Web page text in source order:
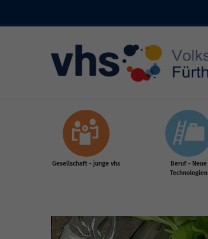
Gesellschaft - junge vhs
Beruf - Neue
Technologien